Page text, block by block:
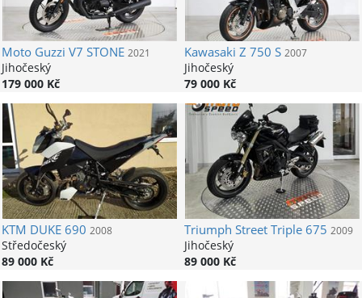
Moto Guzzi V7 STONE 2021
Jihočeský
179 000 Kč
Kawasaki Z 750 S 2007
Jihočeský
79 000 Kč
KTM DUKE 690 2008
Středočeský
89 000 Kč
Triumph Street Triple 675 2009
Jihočeský
89 000 Kč